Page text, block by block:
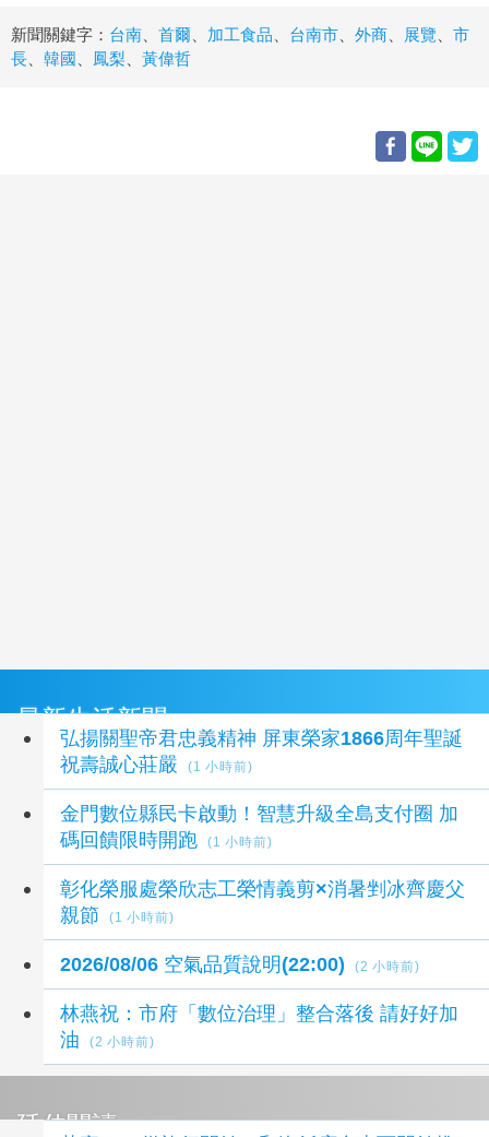
新聞關鍵字： 台南 首爾 加工食品 台南市 外商 展覽
市
長
韓國 鳳梨 黃偉哲
最新生活新聞
弘揚關聖帝君忠義精神 屏東榮家1866周年聖誕
祝壽誠心莊嚴
(1 小時前)
金門數位縣民卡啟動！智慧升級全島支付圈 加
碼回饋限時開跑
(1 小時前)
彰化榮服處榮欣志工榮情義剪×消暑剉冰齊慶父
親節
(1 小時前)
2026/08/06 空氣品質說明(22:00) (2 小時前)
林燕祝：市府「數位治理」整合落後 請好好加
油
(2 小時前)
延伸閱讀